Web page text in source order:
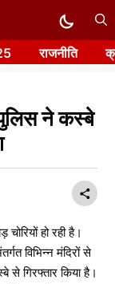
राजनीति
पुलिस ने कस्बे
हो रही है।
विभिन्न मंदिरों से
से गिरफ्तार किया है।